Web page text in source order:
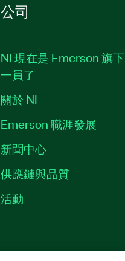
公司
NI 現在是 Emerson 旗下
一員了
關於 NI
Emerson 職涯發展
新聞中心
供應鏈與品質
活動